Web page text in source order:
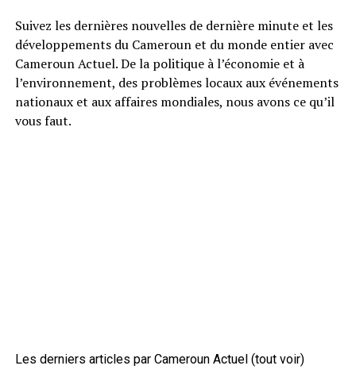
Suivez les dernières nouvelles de dernière minute et les
développements du Cameroun et du monde entier avec
Cameroun Actuel. De la politique à l’économie et à
l’environnement, des problèmes locaux aux événements
nationaux et aux affaires mondiales, nous avons ce qu’il
vous faut.
Les derniers articles par Cameroun Actuel (tout voir)